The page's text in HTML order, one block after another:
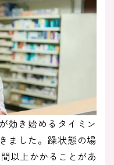
効き始めるタイミン
ました。躁状態の場
以上かかることがあ